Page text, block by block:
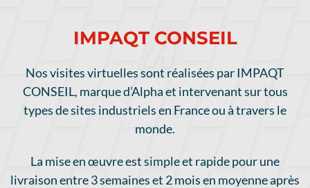
IMPAQT CONSEIL
Nos visites virtuelles sont réalisées par IMPAQT
CONSEIL, marque d’Alpha et intervenant sur tous
types de sites industriels en France ou à travers le
monde.
La mise en œuvre est simple et rapide pour une
livraison entre 3 semaines et 2 mois en moyenne après